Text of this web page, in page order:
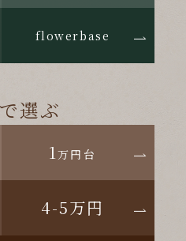
flowerbase
選ぶ
1万円台
4-5万円